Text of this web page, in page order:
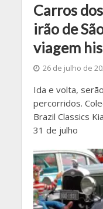
Carros
irão de
viagem
26 de julho de
Ida e volta,
percorridos.
Brazil Classics
31 de julho